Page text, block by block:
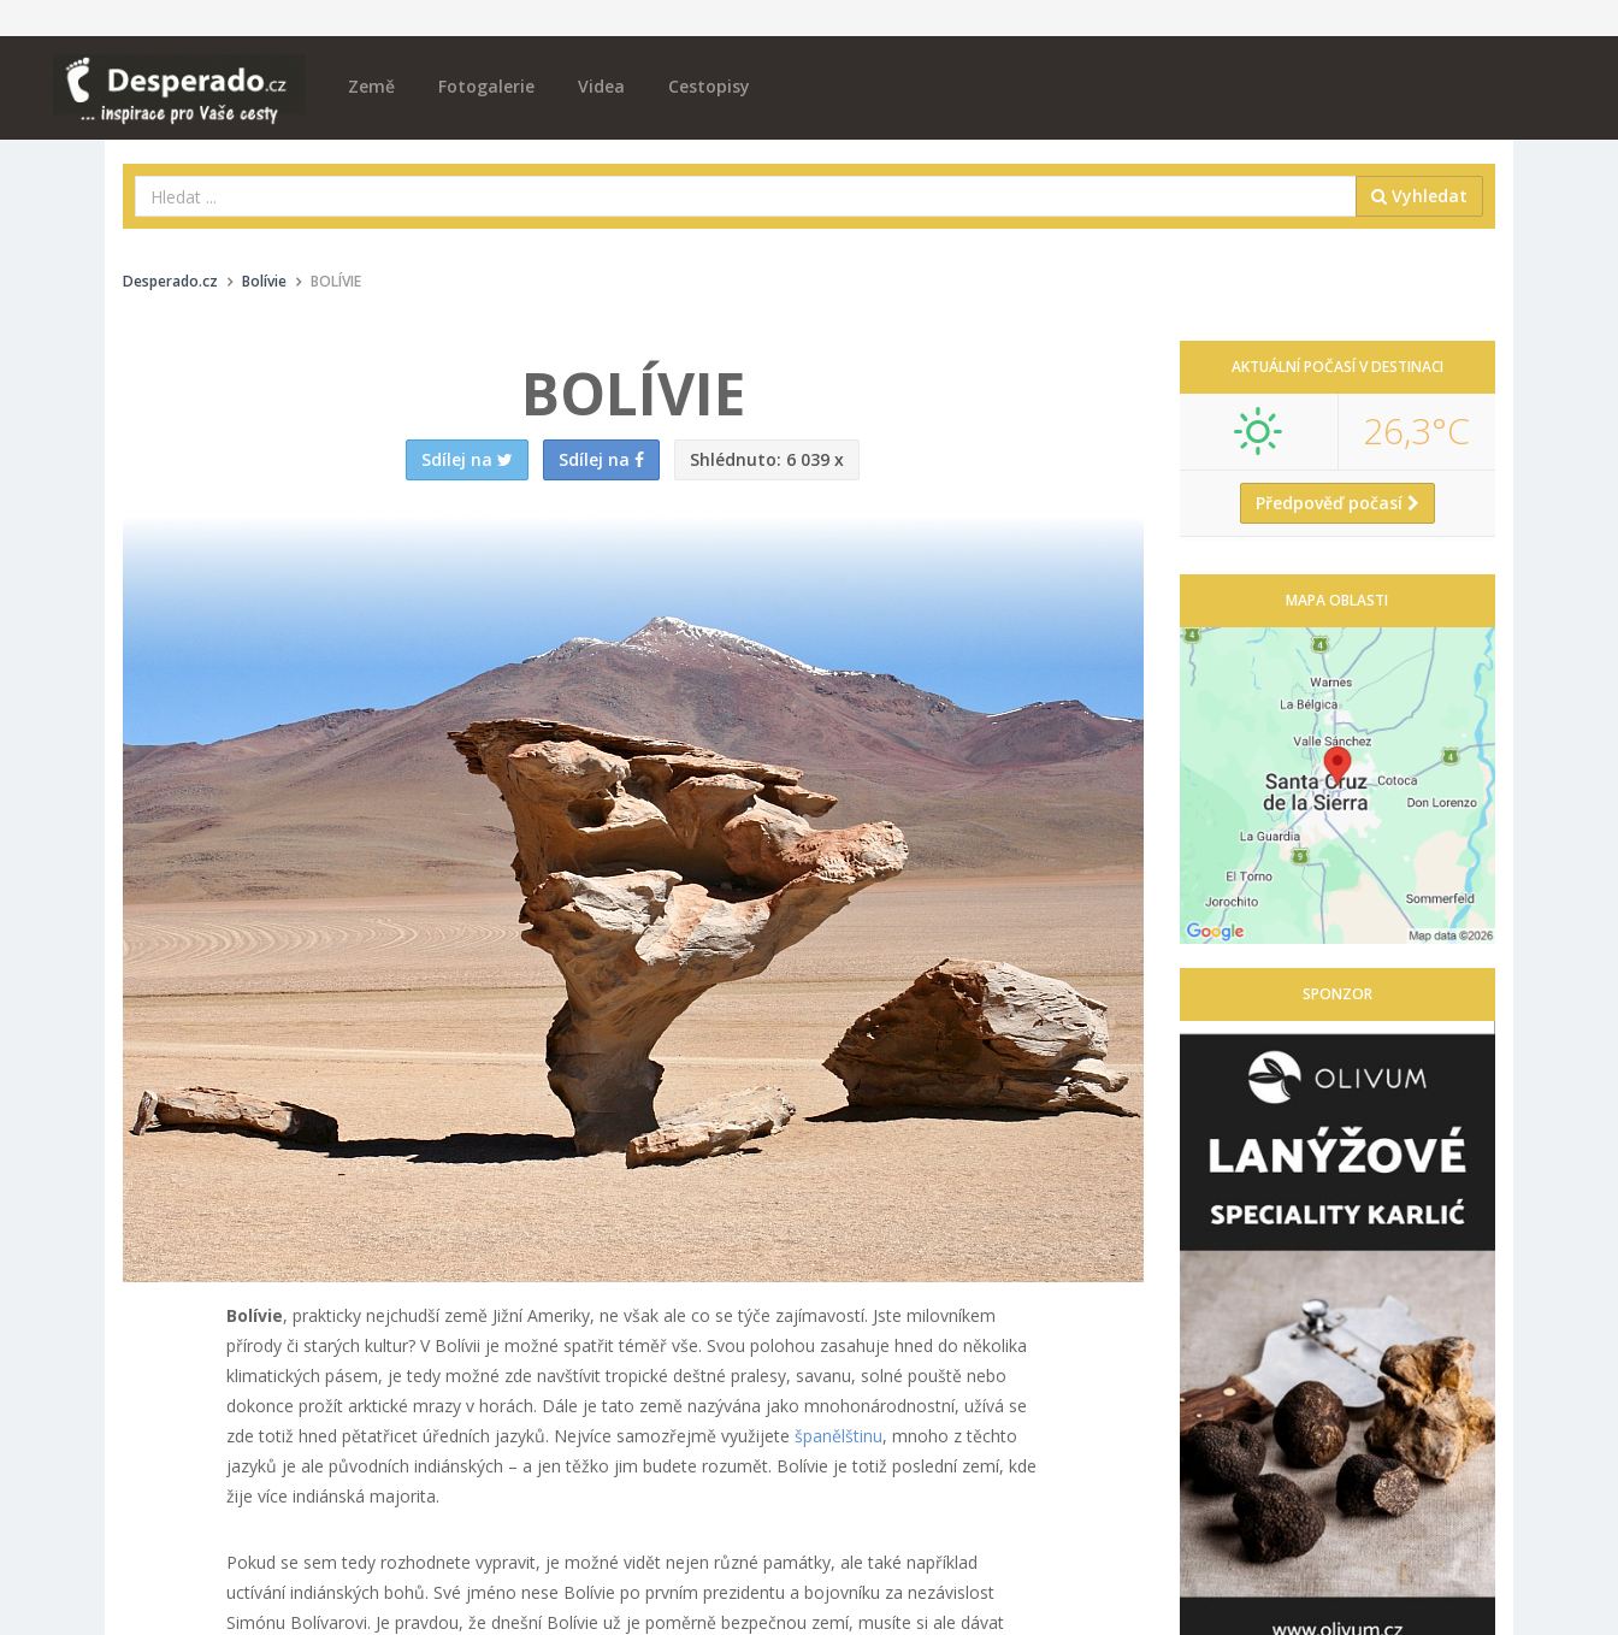
Země Fotogalerie Videa Cestopisy
Vyhledat
Desperado.cz Bolívie BOLÍVIE
BOLÍVIE
Sdílej na Sdílej na Shlédnuto: 6 039 x
Bolívie, prakticky nejchudší země Jižní Ameriky, ne však ale co se týče zajímavostí. Jste milovníkem
přírody či starých kultur? V Bolívii je možné spatřit téměř vše. Svou polohou zasahuje hned do několika
klimatických pásem, je tedy možné zde navštívit tropické deštné pralesy, savanu, solné pouště nebo
dokonce prožít arktické mrazy v horách. Dále je tato země nazývána jako mnohonárodnostní, užívá se
zde totiž hned pětatřicet úředních jazyků. Nejvíce samozřejmě využijete španělštinu, mnoho z těchto
jazyků je ale původních indiánských – a jen těžko jim budete rozumět. Bolívie je totiž poslední zemí, kde
žije více indiánská majorita.
Pokud se sem tedy rozhodnete vypravit, je možné vidět nejen různé památky, ale také například
uctívání indiánských bohů. Své jméno nese Bolívie po prvním prezidentu a bojovníku za nezávislost
Simónu Bolívarovi. Je pravdou, že dnešní Bolívie už je poměrně bezpečnou zemí, musíte si ale dávat
AKTUÁLNÍ POČASÍ V DESTINACI
26,3°C
Předpověď počasí
MAPA OBLASTI
SPONZOR